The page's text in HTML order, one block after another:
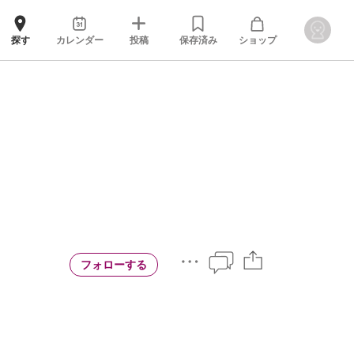
探す カレンダー 投稿 保存済み ショップ